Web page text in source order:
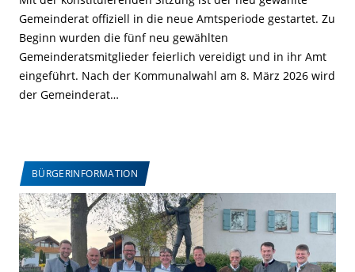
Gemeinderat offiziell in die neue Amtsperiode gestartet. Zu
Beginn wurden die fünf neu gewählten
Gemeinderatsmitglieder feierlich vereidigt und in ihr Amt
eingeführt. Nach der Kommunalwahl am 8. März 2026 wird
der Gemeinderat…
BÜRGERINFORMATION